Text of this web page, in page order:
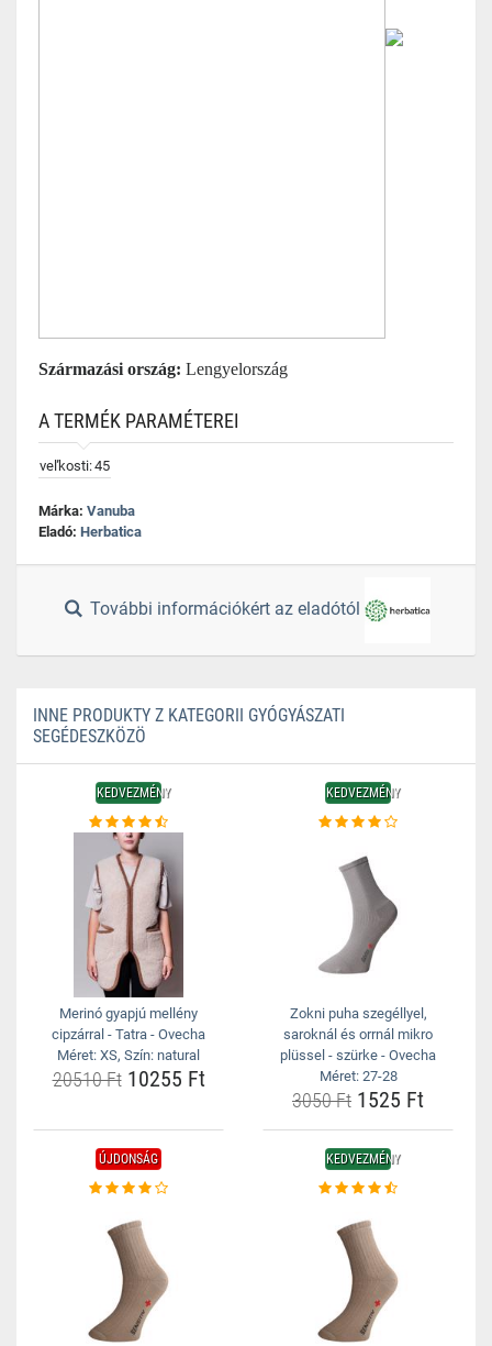
Származási ország: Lengyelország
A TERMÉK PARAMÉTEREI
veľkosti:45
Márka: Vanuba
Eladó: Herbatica
További információkért az eladótól
INNE PRODUKTY Z KATEGORII GYÓGYÁSZATI
SEGÉDESZKÖZÖ
KEDVEZMÉNY
Merinó gyapjú mellény
cipzárral - Tatra - Ovecha
Méret: XS, Szín: natural
20510 Ft10255 Ft
KEDVEZMÉNY
Zokni puha szegéllyel,
saroknál és orrnál mikro
plüssel - szürke - Ovecha
Méret: 27-28
3050 Ft 1525 Ft
ÚJDONSÁG KEDVEZMÉNY